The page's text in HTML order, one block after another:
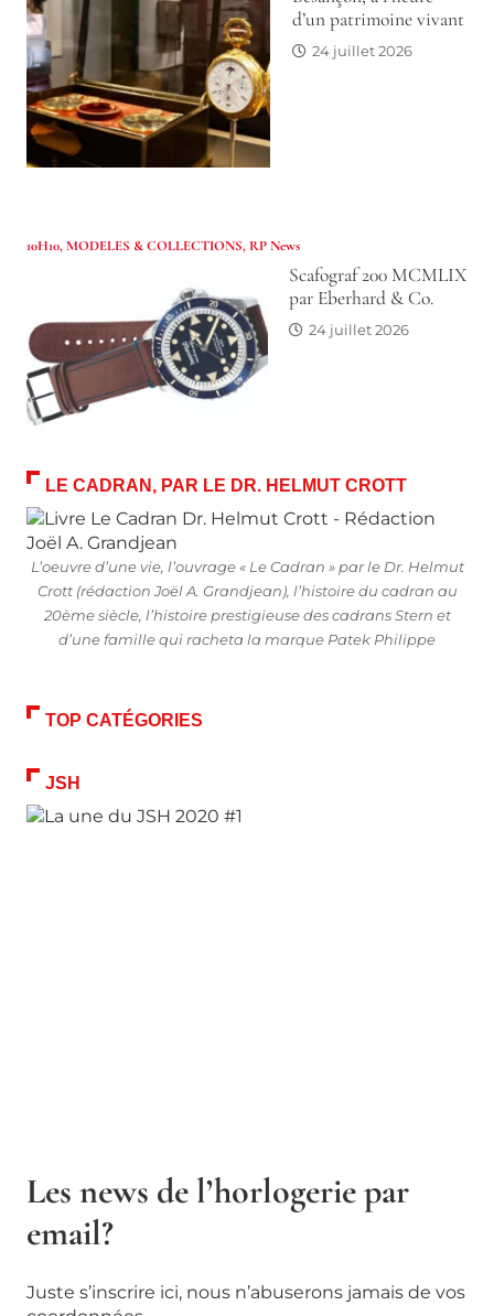
d’un patrimoine vivant
24 juillet 2026
10H10,MODELES & COLLECTIONS, RP News
Scafograf 200 MCMLIX
par Eberhard & Co.
24 juillet 2026
LE CADRAN, PAR LE DR. HELMUT CROTT
L’oeuvre d’une vie, l’ouvrage « Le Cadran » par le Dr. Helmut
Crott (rédaction Joël A. Grandjean), l’histoire du cadran au
20ème siècle, l’histoire prestigieuse des cadrans Stern et
d’une famille qui racheta la marque Patek Philippe
TOP CATÉGORIES
JSH
Les news de l’horlogerie par
email?
Juste s’inscrire ici, nous n’abuserons jamais de vos